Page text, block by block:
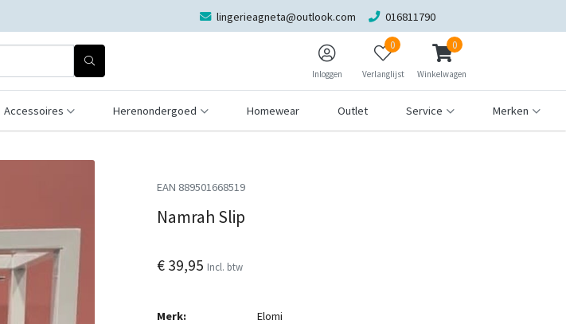
lingerieagneta@outlook.com 016811790
Inloggen
0
Verlanglijst
0
Winkelwagen
Accessoires Herenondergoed Homewear Outlet Service Merken
EAN 889501668519
Namrah Slip
€ 39,95 Incl. btw
Merk:
Elomi